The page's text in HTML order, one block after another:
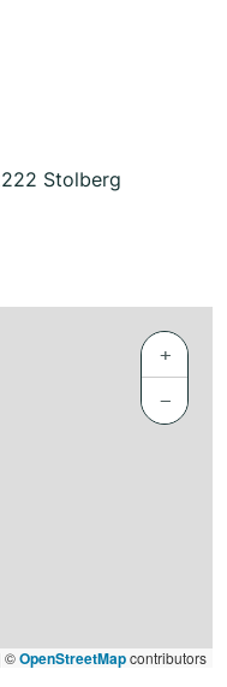
Stolberg
+
−
©OpenStreetMapcontributors